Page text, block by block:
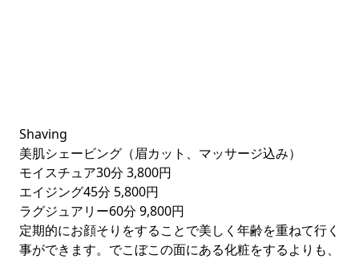
Shaving
美肌シェービング（眉カット、マッサージ込み）
モイスチュア30分 3,800円
エイジング45分 5,800円
ラグジュアリー60分 9,800円
定期的にお顔そりをすることで美しく年齢を重ねて行く
事ができます。でこぼこの面にある化粧をするよりも、